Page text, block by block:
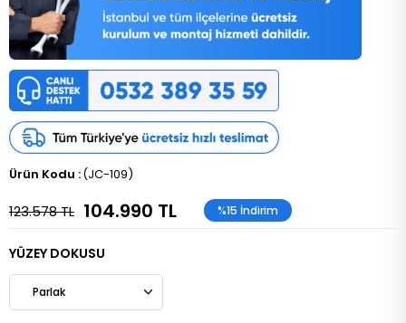
(JC-109)
123.578 TL 104.990 TL %15 İndirim
YÜZEY DOKUSU